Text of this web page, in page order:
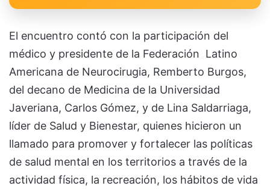
El encuentro contó con la participación del
médico y presidente de la Federación Latino
Americana de Neurocirugia, Remberto Burgos,
del decano de Medicina de la Universidad
Javeriana, Carlos Gómez, y de Lina Saldarriaga,
líder de Salud y Bienestar, quienes hicieron un
llamado para promover y fortalecer las políticas
de salud mental en los territorios a través de la
actividad física, la recreación, los hábitos de vida